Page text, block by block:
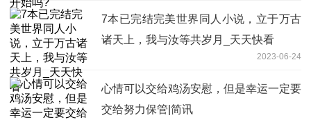
7本已完结完美世界同人小说，立于万古
诸天上，我与汝等共岁月_天天快看
2023-06-24
心情可以交给鸡汤安慰，但是幸运一定要
交给努力保管|简讯